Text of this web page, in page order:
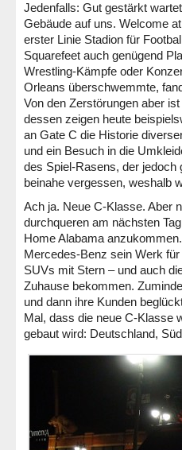
Jedenfalls: Gut gestärkt
Gebäude auf uns. Welcome
erster Linie Stadion für
Squarefeet auch genügend
Wrestling-Kämpfe oder
Orleans überschwemmte,
Von den Zerstörungen aber
dessen zeigen heute
an Gate C die Historie
und ein Besuch in die
des Spiel-Rasens, der jedoch
beinahe vergessen, weshalb
Ach ja. Neue C-Klasse. Aber
durchqueren am nächsten
Home Alabama
Mercedes-Benz sein Werk
SUVs mit Stern – und auch
Zuhause bekommen.
und dann ihre Kunden
Mal, dass die neue C-Klasse
gebaut wird: Deutschland,